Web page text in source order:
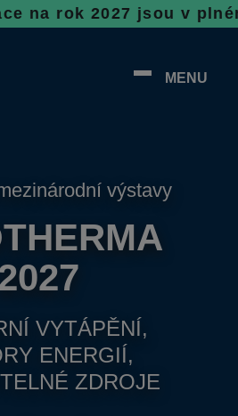
2027 jsou v plném
MENU
výstavy
VYTÁPĚNÍ,
ENERGIÍ,
ZDROJE